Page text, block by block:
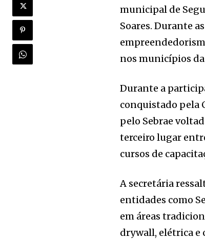
municipal de
Soares. Durante
nos municípios
Durante a
conquistado pela
pelo Sebrae
terceiro lugar
cursos de
A secretária
entidades como
em áreas
drywall, elétrica e